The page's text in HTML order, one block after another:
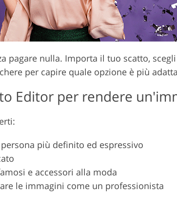
pagare nulla. Importa il tuo scatto,
per capire quale opzione è più
Editor per rendere
più definito ed espressivo
e accessori alla moda
le immagini come un professionista